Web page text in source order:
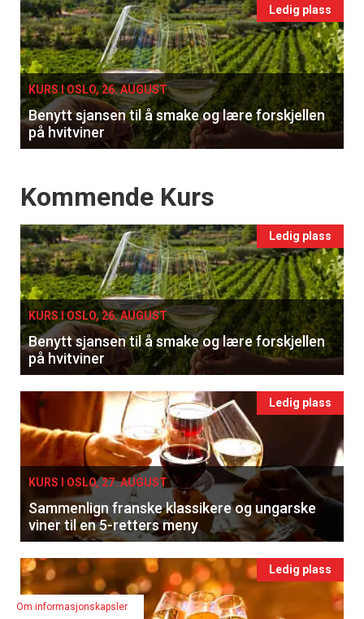
Events
single
Ledig plass
KURS I OSLO, 26. AUGUST
Benytt sjansen til å smake og lære forskjellen
på hvitviner
Events
Kommende Kurs
Ledig plass
KURS I OSLO, 26. AUGUST
Benytt sjansen til å smake og lære forskjellen
på hvitviner
Ledig plass
KURS I OSLO, 27. AUGUST
Sammenlign franske klassikere og ungarske
viner til en 5-retters meny
Ledig plass
Om informasjonskapsler